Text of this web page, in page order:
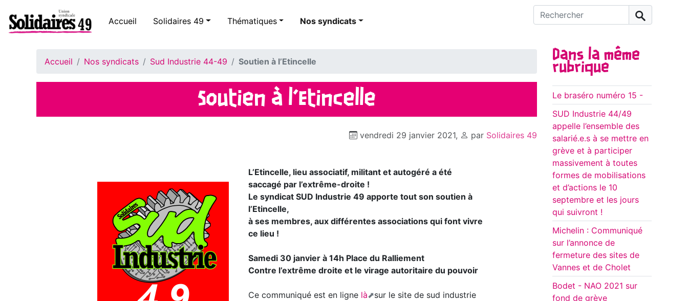
Accueil Solidaires 49 Thématiques Nos syndicats
Rechercher :
Accueil Nos syndicats Sud Industrie 44-49 Soutien à l’Etincelle
Soutien à l’Etincelle
vendredi 29 janvier 2021, par Solidaires 49
L’Etincelle, lieu associatif, militant et autogéré a été
saccagé par l’extrême-droite !
Le syndicat SUD Industrie 49 apporte tout son soutien à
l’Etincelle,
à ses membres, aux différentes associations qui font vivre
ce lieu !
Samedi 30 janvier à 14h Place du Ralliement
Contre l’extrême droite et le virage autoritaire du pouvoir
Ce communiqué est en ligne là
sur le site de sud industrie
Dans la même
rubrique
Le braséro numéro 15 -
SUD Industrie 44/49
appelle l’ensemble des
salarié.e.s à se mettre en
grève et à participer
massivement à toutes
formes de mobilisations
et d’actions le 10
septembre et les jours
qui suivront !
Michelin : Communiqué
sur l’annonce de
fermeture des sites de
Vannes et de Cholet
Bodet - NAO 2021 sur
fond de grève